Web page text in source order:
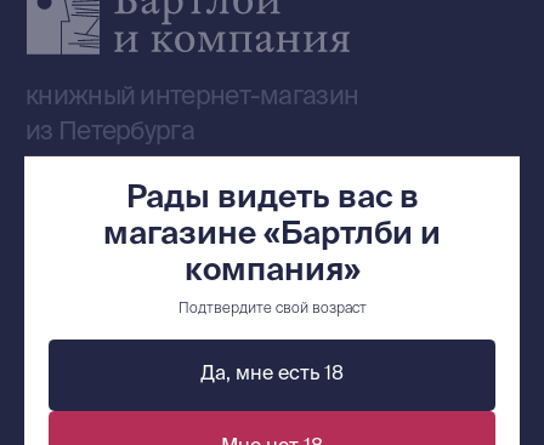
Рады видеть вас в
магазине «Бартлби и
компания»
Подтвердите свой возраст
Да, мне есть 18
Контакты
+7 (921) 636-19-84
bartleby.sales@gmail.com
Сообщество ВКонтакте
Наши книги на «Авито»